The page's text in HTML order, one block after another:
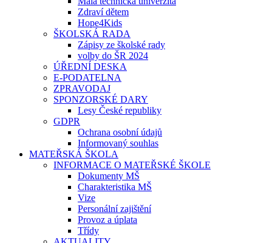
Zdraví dětem
Hope4Kids
ŠKOLSKÁ RADA
Zápisy ze školské rady
volby do ŠR 2024
ÚŘEDNÍ DESKA
E-PODATELNA
ZPRAVODAJ
SPONZORSKÉ DARY
Lesy České republiky
GDPR
Ochrana osobní údajů
Informovaný souhlas
MATEŘSKÁ ŠKOLA
INFORMACE O MATEŘSKÉ ŠKOLE
Dokumenty MŠ
Charakteristika MŠ
Vize
Personální zajištění
Provoz a úplata
Třídy